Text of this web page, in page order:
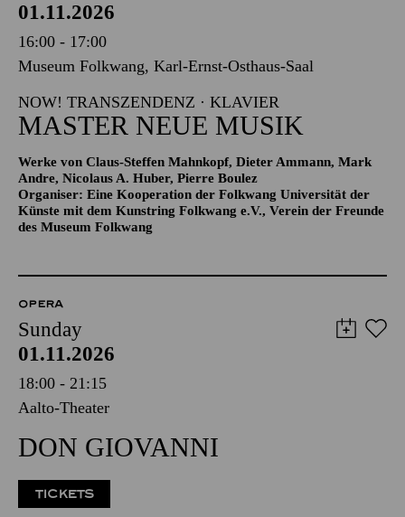
01.11.2026
16:00 - 17:00
Museum Folkwang, Karl-Ernst-Osthaus-Saal
NOW! TRANSZENDENZ · KLAVIER
MASTER NEUE MUSIK
Werke von Claus-Steffen Mahnkopf, Dieter Ammann, Mark
Andre, Nicolaus A. Huber, Pierre Boulez
Organiser: Eine Kooperation der Folkwang Universität der
Künste mit dem Kunstring Folkwang e.V., Verein der Freunde
des Museum Folkwang
OPERA
Sunday
01.11.2026
18:00 - 21:15
Aalto-Theater
DON GIOVANNI
TICKETS